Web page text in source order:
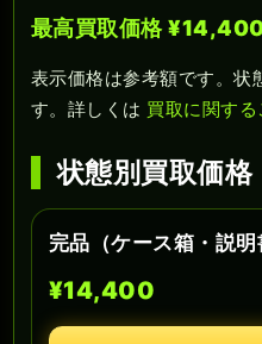
最高買取価格
表示価格は参考額です。状
す。詳しくは 買取に関する
状態別買取価格
完品（ケース箱・説明
¥14,400